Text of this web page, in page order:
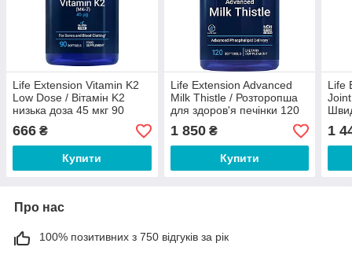
Life Extension Vitamin K2
Low Dose / Вітамін K2
низька доза 45 мкг 90
м'яких капсул
666 ₴
Купити
Life Extension Advanced
Milk Thistle / Розторопша
для здоров'я печінки 120
гель капсул
1 850₴
Купити
Life
для
1
Про нас
100% позитивних з 750 відгуків за рік